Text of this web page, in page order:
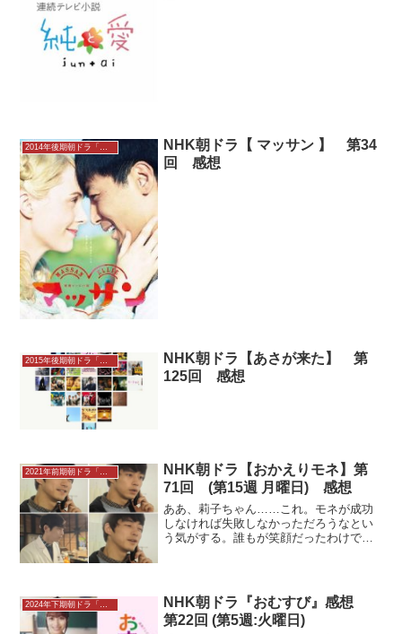
NHK朝ドラ【 マッサン 】 第34
回 感想
2015年後期朝ドラ「あさが来た」
NHK朝ドラ【あさが来た】 第
125回 感想
2021年前期朝ドラ「おかえりモネ」感想
NHK朝ドラ【おかえりモネ】第
71回 (第15週 月曜日) 感想
ああ、莉子ちゃん……これ。モネが成功
しなければ失敗しなかっただろうなとい
う気がする。誰もが笑顔だったわけでは
（坂口健太郎）に会いたい」とい...
2024年下期朝ドラ「おむすび」感想
NHK朝ドラ『おむすび』感想
第22回 (第5週:火曜日)